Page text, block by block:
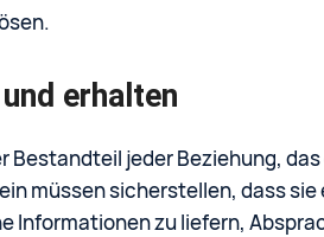
erhalten
Bestandteil jeder Beziehung,
müssen sicherstellen, dass
Informationen zu liefern,